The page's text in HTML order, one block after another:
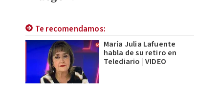
Te recomendamos:
María Julia Lafuente
habla de su retiro en
Telediario | VIDEO